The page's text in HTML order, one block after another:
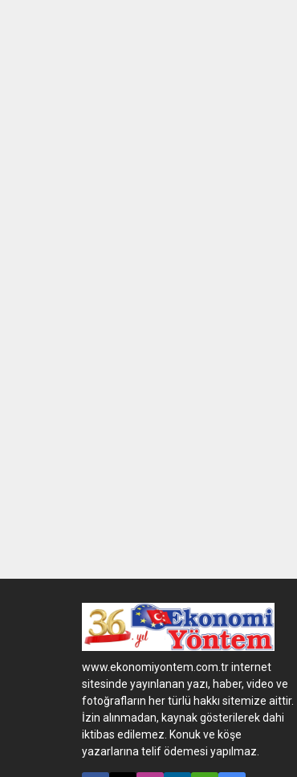
www.ekonomiyontem.com.tr internet
sitesinde yayınlanan yazı, haber, video ve
fotoğrafların her türlü hakkı sitemize aittir.
İzin alınmadan, kaynak gösterilerek dahi
iktibas edilemez. Konuk ve köşe
yazarlarına telif ödemesi yapılmaz.